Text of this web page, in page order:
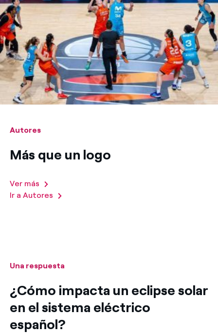
Autores
Más que un logo
Ver más
Ir a Autores
Una respuesta
¿Cómo impacta un eclipse solar
en el sistema eléctrico
español?